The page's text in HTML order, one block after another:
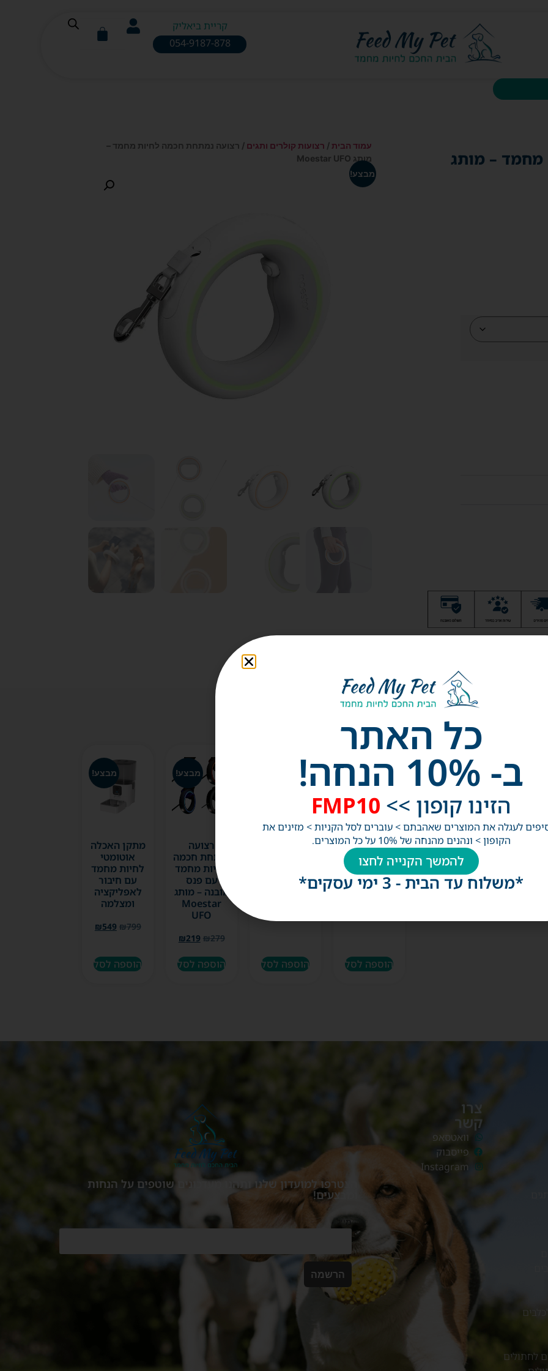
קריית ביאליק
054-9187-878
מחמד – מותג
עמוד הבית / רצועות קולרים ותגים / רצועה נמתחת חכמה לחיות מחמד –
מותג Moestar UFO
מבצע!
מבצע!
מיטת חתול
משולבת עם
מנהרת משחק
₪ 299
₪ 249
הוספה לסל
69
הוספה לסל
מבצע!
רצועה
נמתחת חכמה
לחיות מחמד
עם פנס
מובנה – מותג
Moestar
UFO
₪279
₪219
הוספה לסל
מבצע!
מתקן האכלה
אוטומטי
לחיות מחמד
עם חיבור
לאפליקציה
ומצלמה
₪799
₪549
הוספה לסל
לחתולים
צרו
קשר
וואטסאפ
פייסבוק
Instagram
הצטרפו למועדון שלנו ותהנו מעדכונים שוטפים על הנחות
ומבצעים!
מייל
כל האתר
ב- 10% הנחה!
הזינו קופון >> FMP10
לעגלה את המוצרים שאהבתם > עוברים לסל הקניות > מזינים את
הקופון > ונהנים מהנחה של 10% על כל המוצרים.
להמשך הקנייה לחצו
*משלוח עד הבית - 3 ימי עסקים*